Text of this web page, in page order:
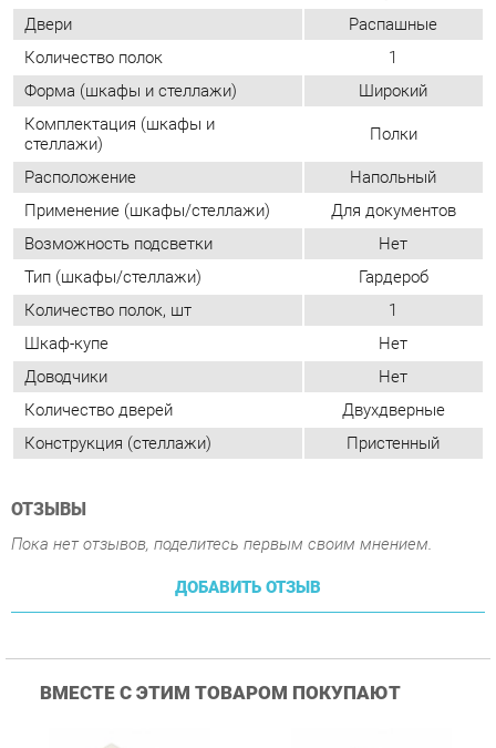
Расположение Напольный
Применение (шкафы/стеллажи)
Для документов
Возможность подсветки
Нет
Тип (шкафы/стеллажи)
Количество полок, шт
Шкаф-купе
Нет
Доводчики
Нет
Количество дверей
Двухдверные
Конструкция (стеллажи) Пристенный
ОТЗЫВЫ
Пока нет отзывов, поделитесь первым своим мнением.
ДОБАВИТЬ ОТЗЫВ
ВМЕСТЕ С ЭТИМ ТОВАРОМ ПОКУПАЮТ